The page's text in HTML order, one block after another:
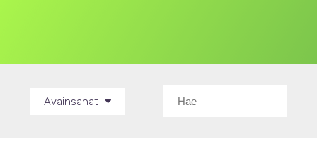
Avainsanat